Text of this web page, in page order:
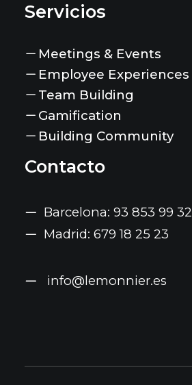
Servicios
Meetings & Events
Employee Experiences
Team Building
Gamification
Building Community
Contacto
Barcelona: 93 853 99 32
Madrid: 679 18 25 23
info@lemonnier.es